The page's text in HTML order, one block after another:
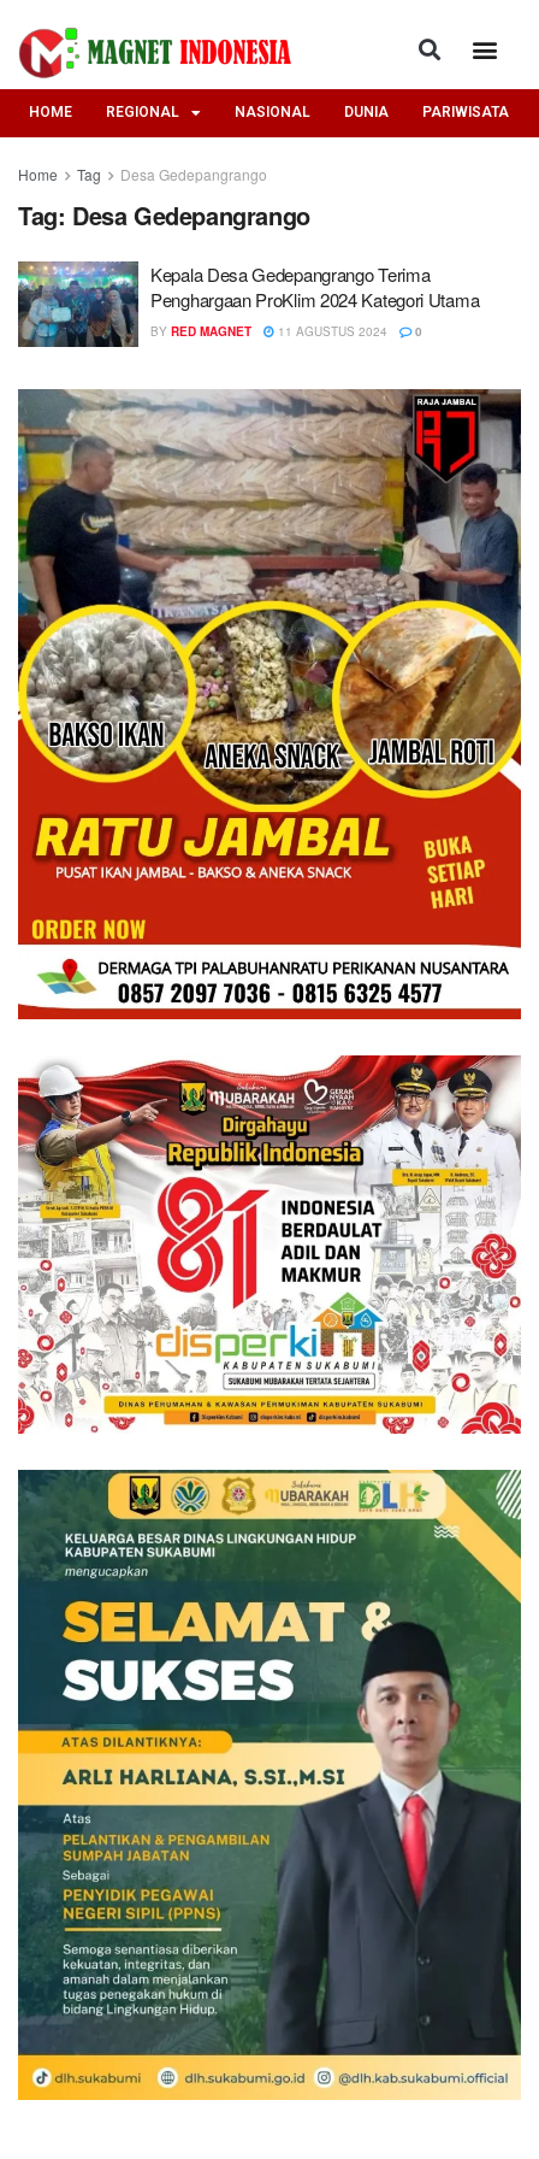
HOME REGIONAL NASIONAL DUNIA PARIWISATA
Home Tag Desa Gedepangrango
Tag: Desa Gedepangrango
Kepala Desa Gedepangrango Terima
Penghargaan ProKlim 2024 Kategori Utama
BY RED MAGNET 11 AGUSTUS 2024 0